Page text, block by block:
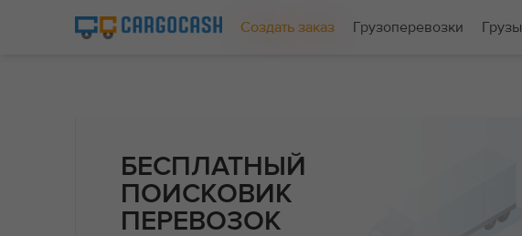
Создать заказ Грузоперевозки Грузы
БЕСПЛАТНЫЙ
ПОИСКОВИК
ПЕРЕВОЗОК